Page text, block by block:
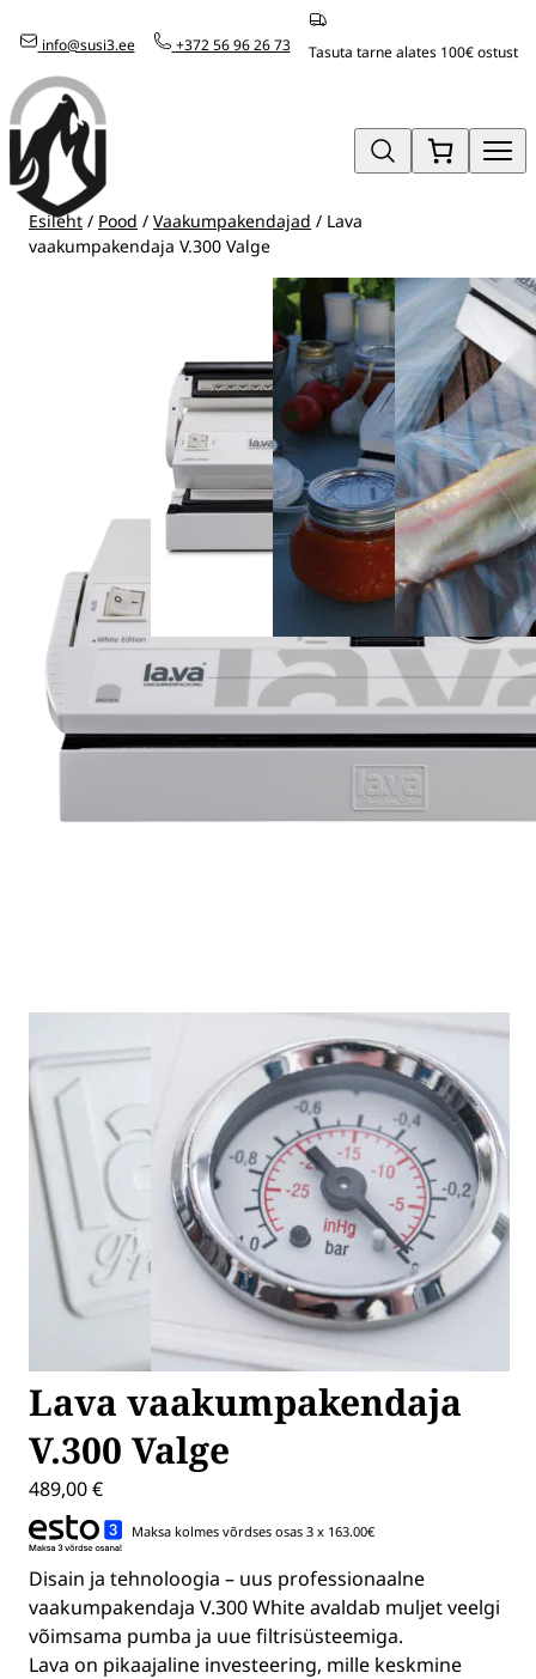
otse
sisu
juurde
info@susi3.ee +372 56 96 26 73 Tasuta tarne alates 100€ ostust
Esileht / Pood / Vaakumpakendajad / Lava
vaakumpakendaja V.300 Valge
Lava vaakumpakendaja
V.300 Valge
489,00€
Maksa kolmes võrdses osas 3 x 163.00€
Disain ja tehnoloogia – uus professionaalne
vaakumpakendaja V.300 White avaldab muljet veelgi
võimsama pumba ja uue filtrisüsteemiga.
Lava on pikaajaline investeering, mille keskmine